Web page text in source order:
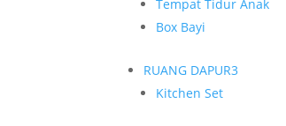
Tempat Tidur Anak
Box Bayi
RUANG DAPUR3
Kitchen Set